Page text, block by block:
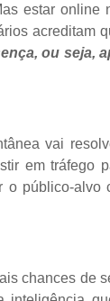
estar online
acreditam
ou seja,
vai
em tráfego
público-
chances de